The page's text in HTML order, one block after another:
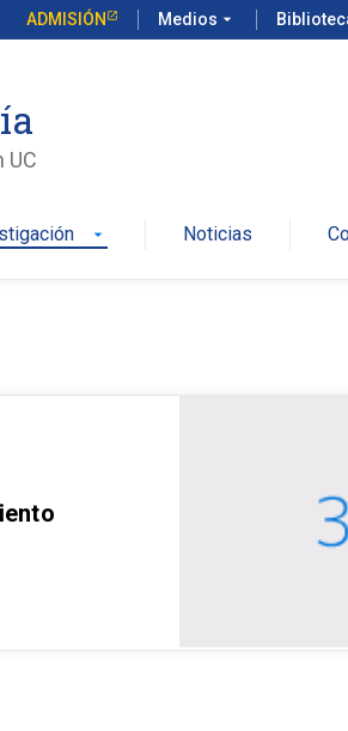
ADMISIÓN Medios arrow_drop_down
UC
arrow_drop_down Noticias